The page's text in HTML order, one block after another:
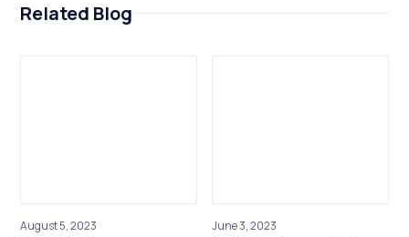
Related Blog
August 5, 2023 June 3, 2023